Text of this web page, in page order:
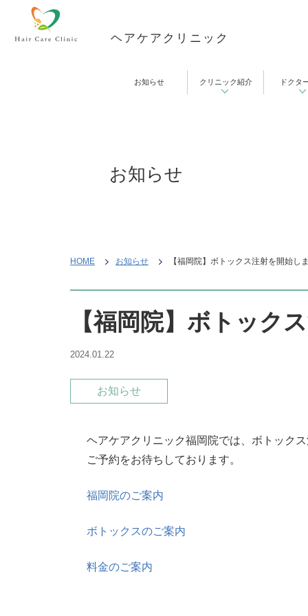
ヘアケアクリニック
お知らせ クリニック紹介 ドクタ
お知らせ
HOME お知らせ 【福岡院】ボトックス注射を開始
【福岡院】ボトック
2024.01.22
お知らせ
ヘアケアクリニック福岡院では、ボトック
ご予約をお待ちしております。
福岡院のご案内
ボトックスのご案内
料金のご案内